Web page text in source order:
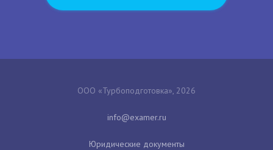
ООО «Турбоподготовка», 2026
Юридические документы